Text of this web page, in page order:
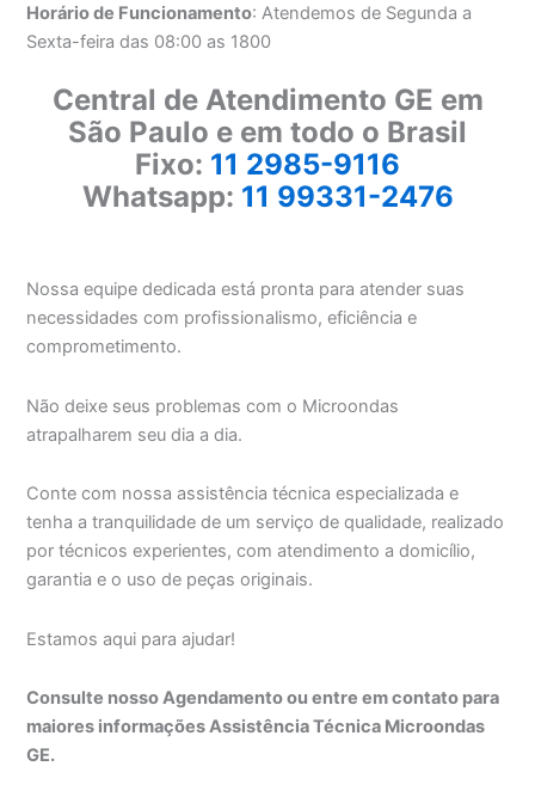
Horário de Funcionamento: Atendemos de Segunda a
Sexta-feira das 08:00 as 1800
Central de Atendimento GE em
São Paulo e em todo o Brasil
Fixo: 11 2985-9116
Whatsapp: 11 99331-2476
Nossa equipe dedicada está pronta para atender suas
necessidades com profissionalismo, eficiência e
comprometimento.
Não deixe seus problemas com o Microondas
atrapalharem seu dia a dia.
Conte com nossa assistência técnica especializada e
tenha a tranquilidade de um serviço de qualidade, realizado
por técnicos experientes, com atendimento a domicílio,
garantia e o uso de peças originais.
Estamos aqui para ajudar!
Consulte nosso Agendamento ou entre em contato para
maiores informações Assistência Técnica Microondas
GE.